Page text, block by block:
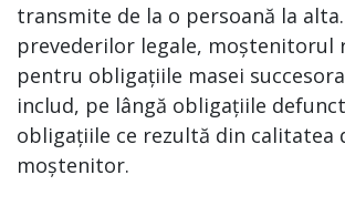
transmite de la o persoană la
prevederilor legale, moștenitorul
pentru obligațiile masei
includ, pe lângă obligațiile
obligațiile ce rezultă din calitatea
moștenitor.